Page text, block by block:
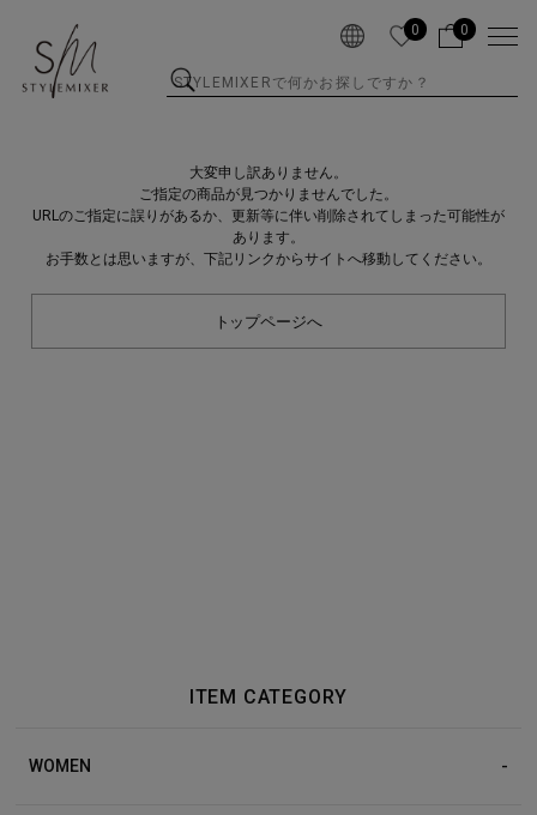
0 0
大変申し訳ありません。
ご指定の商品が見つかりませんでした。
URLのご指定に誤りがあるか、更新等に伴い削除されてしまった可能性が
あります。
お手数とは思いますが、下記リンクからサイトへ移動してください。
トップページへ
ITEM CATEGORY
WOMEN